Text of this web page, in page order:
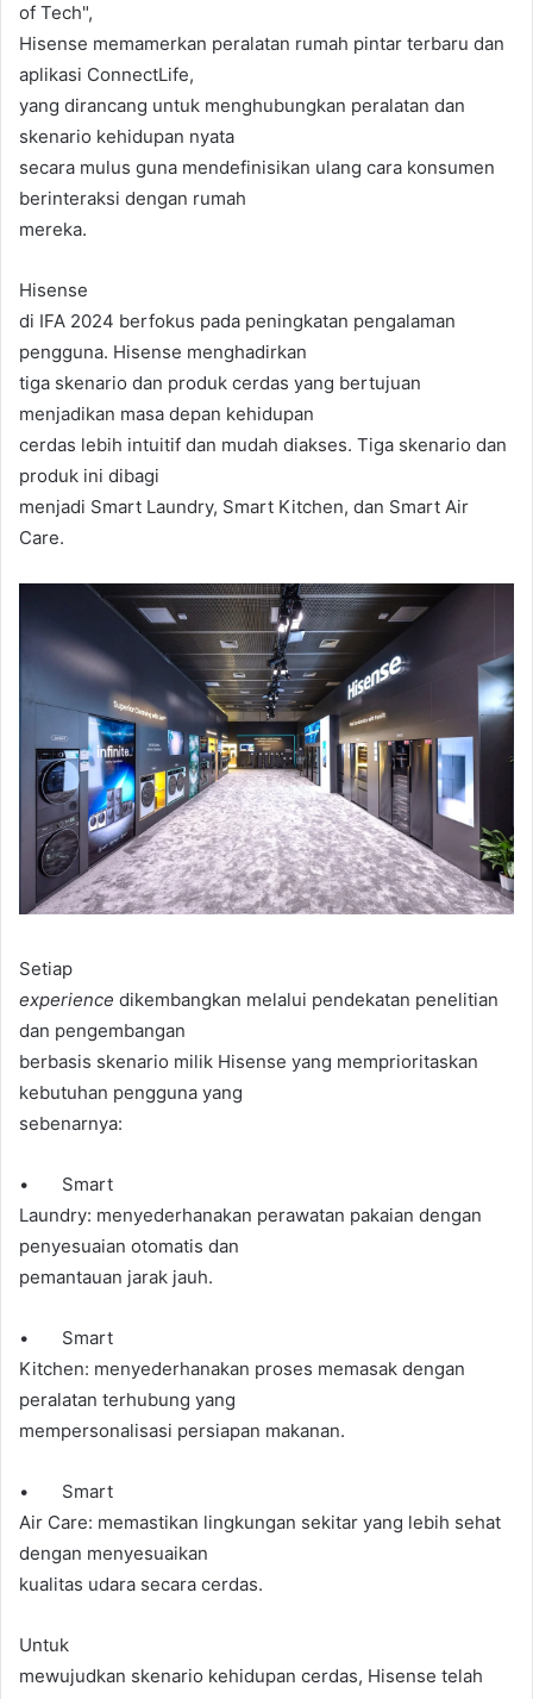
of Tech",
Hisense memamerkan peralatan rumah pintar terbaru dan
aplikasi ConnectLife,
yang dirancang untuk menghubungkan peralatan dan
skenario kehidupan nyata
secara mulus guna mendefinisikan ulang cara konsumen
berinteraksi dengan rumah
mereka.
Hisense
di IFA 2024 berfokus pada peningkatan pengalaman
pengguna. Hisense menghadirkan
tiga skenario dan produk cerdas yang bertujuan
menjadikan masa depan kehidupan
cerdas lebih intuitif dan mudah diakses. Tiga skenario dan
produk ini dibagi
menjadi Smart Laundry, Smart Kitchen, dan Smart Air
Care.
Setiap
experience dikembangkan melalui pendekatan penelitian
dan pengembangan
berbasis skenario milik Hisense yang memprioritaskan
kebutuhan pengguna yang
sebenarnya:
• Smart
Laundry: menyederhanakan perawatan pakaian dengan
penyesuaian otomatis dan
pemantauan jarak jauh.
• Smart
Kitchen: menyederhanakan proses memasak dengan
peralatan terhubung yang
mempersonalisasi persiapan makanan.
• Smart
Air Care: memastikan lingkungan sekitar yang lebih sehat
dengan menyesuaikan
kualitas udara secara cerdas.
Untuk
mewujudkan skenario kehidupan cerdas, Hisense telah